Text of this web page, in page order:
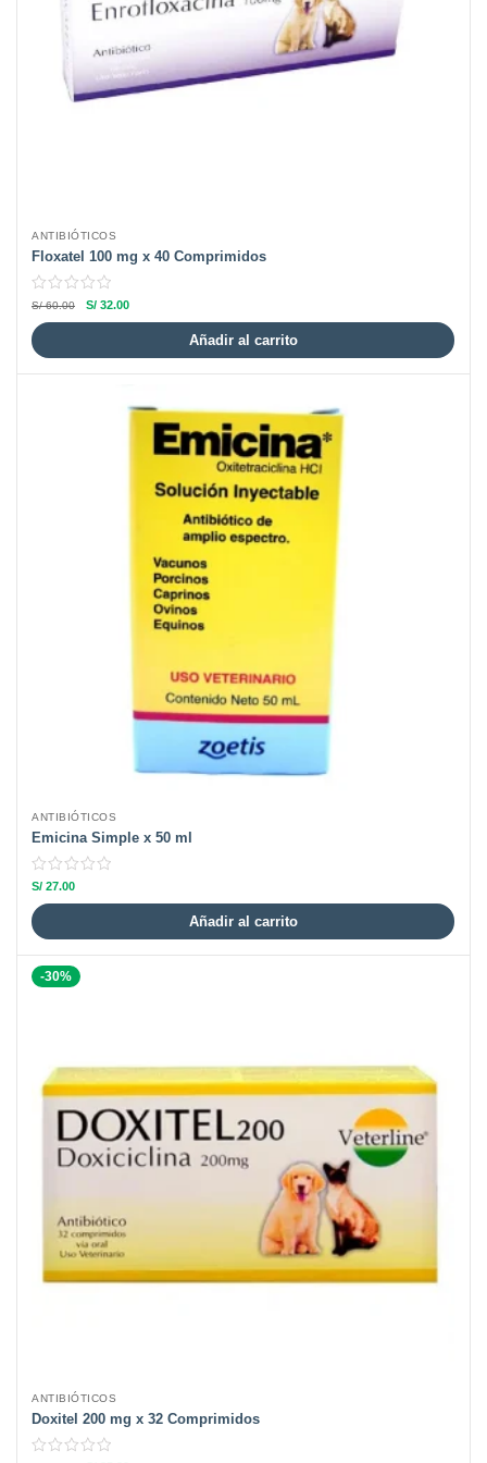
ANTIBIÓTICOS
Floxatel 100 mg x 40 Comprimidos
S/60.00 S/ 32.00
Añadir al carrito
ANTIBIÓTICOS
Emicina Simple x 50 ml
S/ 27.00
Añadir al carrito
-30%
ANTIBIÓTICOS
Doxitel 200 mg x 32 Comprimidos